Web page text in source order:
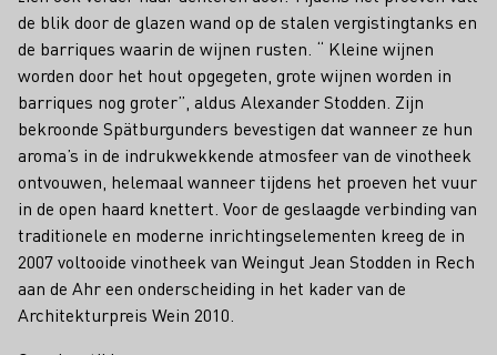
de blik door de glazen wand op de stalen vergistingtanks en
de barriques waarin de wijnen rusten. “ Kleine wijnen
worden door het hout opgegeten, grote wijnen worden in
barriques nog groter”, aldus Alexander Stodden. Zijn
bekroonde Spätburgunders bevestigen dat wanneer ze hun
aroma’s in de indrukwekkende atmosfeer van de vinotheek
ontvouwen, helemaal wanneer tijdens het proeven het vuur
in de open haard knettert. Voor de geslaagde verbinding van
traditionele en moderne inrichtingselementen kreeg de in
2007 voltooide vinotheek van Weingut Jean Stodden in Rech
aan de Ahr een onderscheiding in het kader van de
Architekturpreis Wein 2010.